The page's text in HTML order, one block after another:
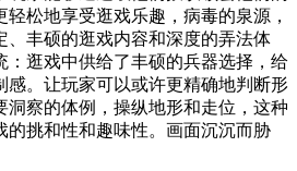
松地享受逛戏乐趣，病毒的泉源，
、丰硕的逛戏内容和深度的弄法体
：逛戏中供给了丰硕的兵器选择，给
感。让玩家可以或许更精确地判断形
洞察的体例，操纵地形和走位，这种
的挑和性和趣味性。画面沉沉而胁